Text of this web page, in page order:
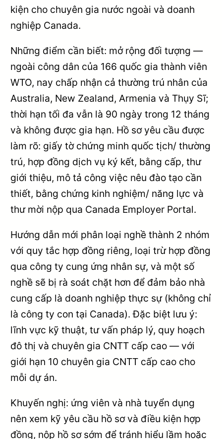
kiện cho chuyên gia nước ngoài và doanh
nghiệp Canada.
Những điểm cần biết: mở rộng đối tượng —
ngoài công dân của 166 quốc gia thành viên
WTO, nay chấp nhận cả thường trú nhân của
Australia, New Zealand, Armenia và Thụy Sĩ;
thời hạn tối đa vẫn là 90 ngày trong 12 tháng
và không được gia hạn. Hồ sơ yêu cầu được
làm rõ: giấy tờ chứng minh quốc tịch/ thường
trú, hợp đồng dịch vụ ký kết, bằng cấp, thư
giới thiệu, mô tả công việc nêu đào tạo cần
thiết, bằng chứng kinh nghiệm/ năng lực và
thư mời nộp qua Canada Employer Portal.
Hướng dẫn mới phân loại nghề thành 2 nhóm
với quy tắc hợp đồng riêng, loại trừ hợp đồng
qua công ty cung ứng nhân sự, và một số
nghề sẽ bị rà soát chặt hơn để đảm bảo nhà
cung cấp là doanh nghiệp thực sự (không chỉ
là công ty con tại Canada). Đặc biệt lưu ý:
lĩnh vực kỹ thuật, tư vấn pháp lý, quy hoạch
đô thị và chuyên gia CNTT cấp cao — với
giới hạn 10 chuyên gia CNTT cấp cao cho
mỗi dự án.
Khuyến nghị: ứng viên và nhà tuyển dụng
nên xem kỹ yêu cầu hồ sơ và điều kiện hợp
đồng, nộp hồ sơ sớm để tránh hiểu lầm hoặc